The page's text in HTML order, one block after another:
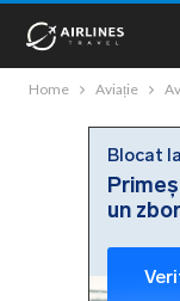
Home Aviație